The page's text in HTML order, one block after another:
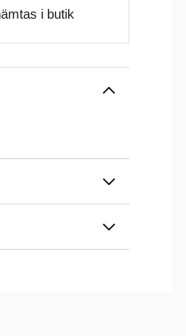
i butik